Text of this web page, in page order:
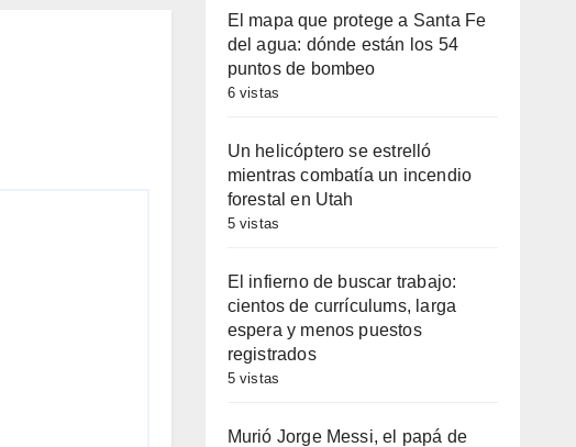
El mapa que protege a Santa Fe
del agua: dónde están los 54
puntos de bombeo
6 vistas
Un helicóptero se estrelló
mientras combatía un incendio
forestal en Utah
5 vistas
El infierno de buscar trabajo:
cientos de currículums, larga
espera y menos puestos
registrados
5 vistas
Murió Jorge Messi, el papá de